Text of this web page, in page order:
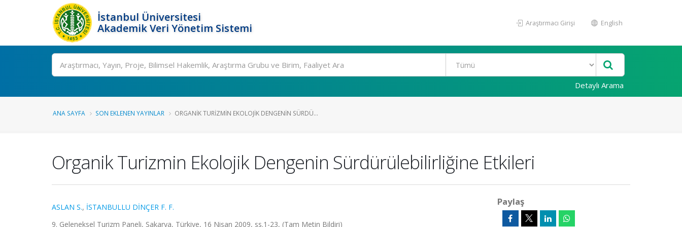
İstanbul Üniversitesi
Akademik Veri Yönetim Sistemi
Araştırmacı Girişi English
Ara
Detaylı Arama
ANA SAYFA SON EKLENEN YAYINLAR ORGANIK TURIZMIN EKOLOJIK DENGENIN SÜRDÜ...
Organik Turizmin Ekolojik Dengenin Sürdürülebilirliğine Etkileri
ASLAN S., İSTANBULLU DİNÇER F. F.
9. Geleneksel Turizm Paneli, Sakarya, Türkiye, 16 Nisan 2009, ss.1-23, (Tam Metin Bildiri)
Paylaş